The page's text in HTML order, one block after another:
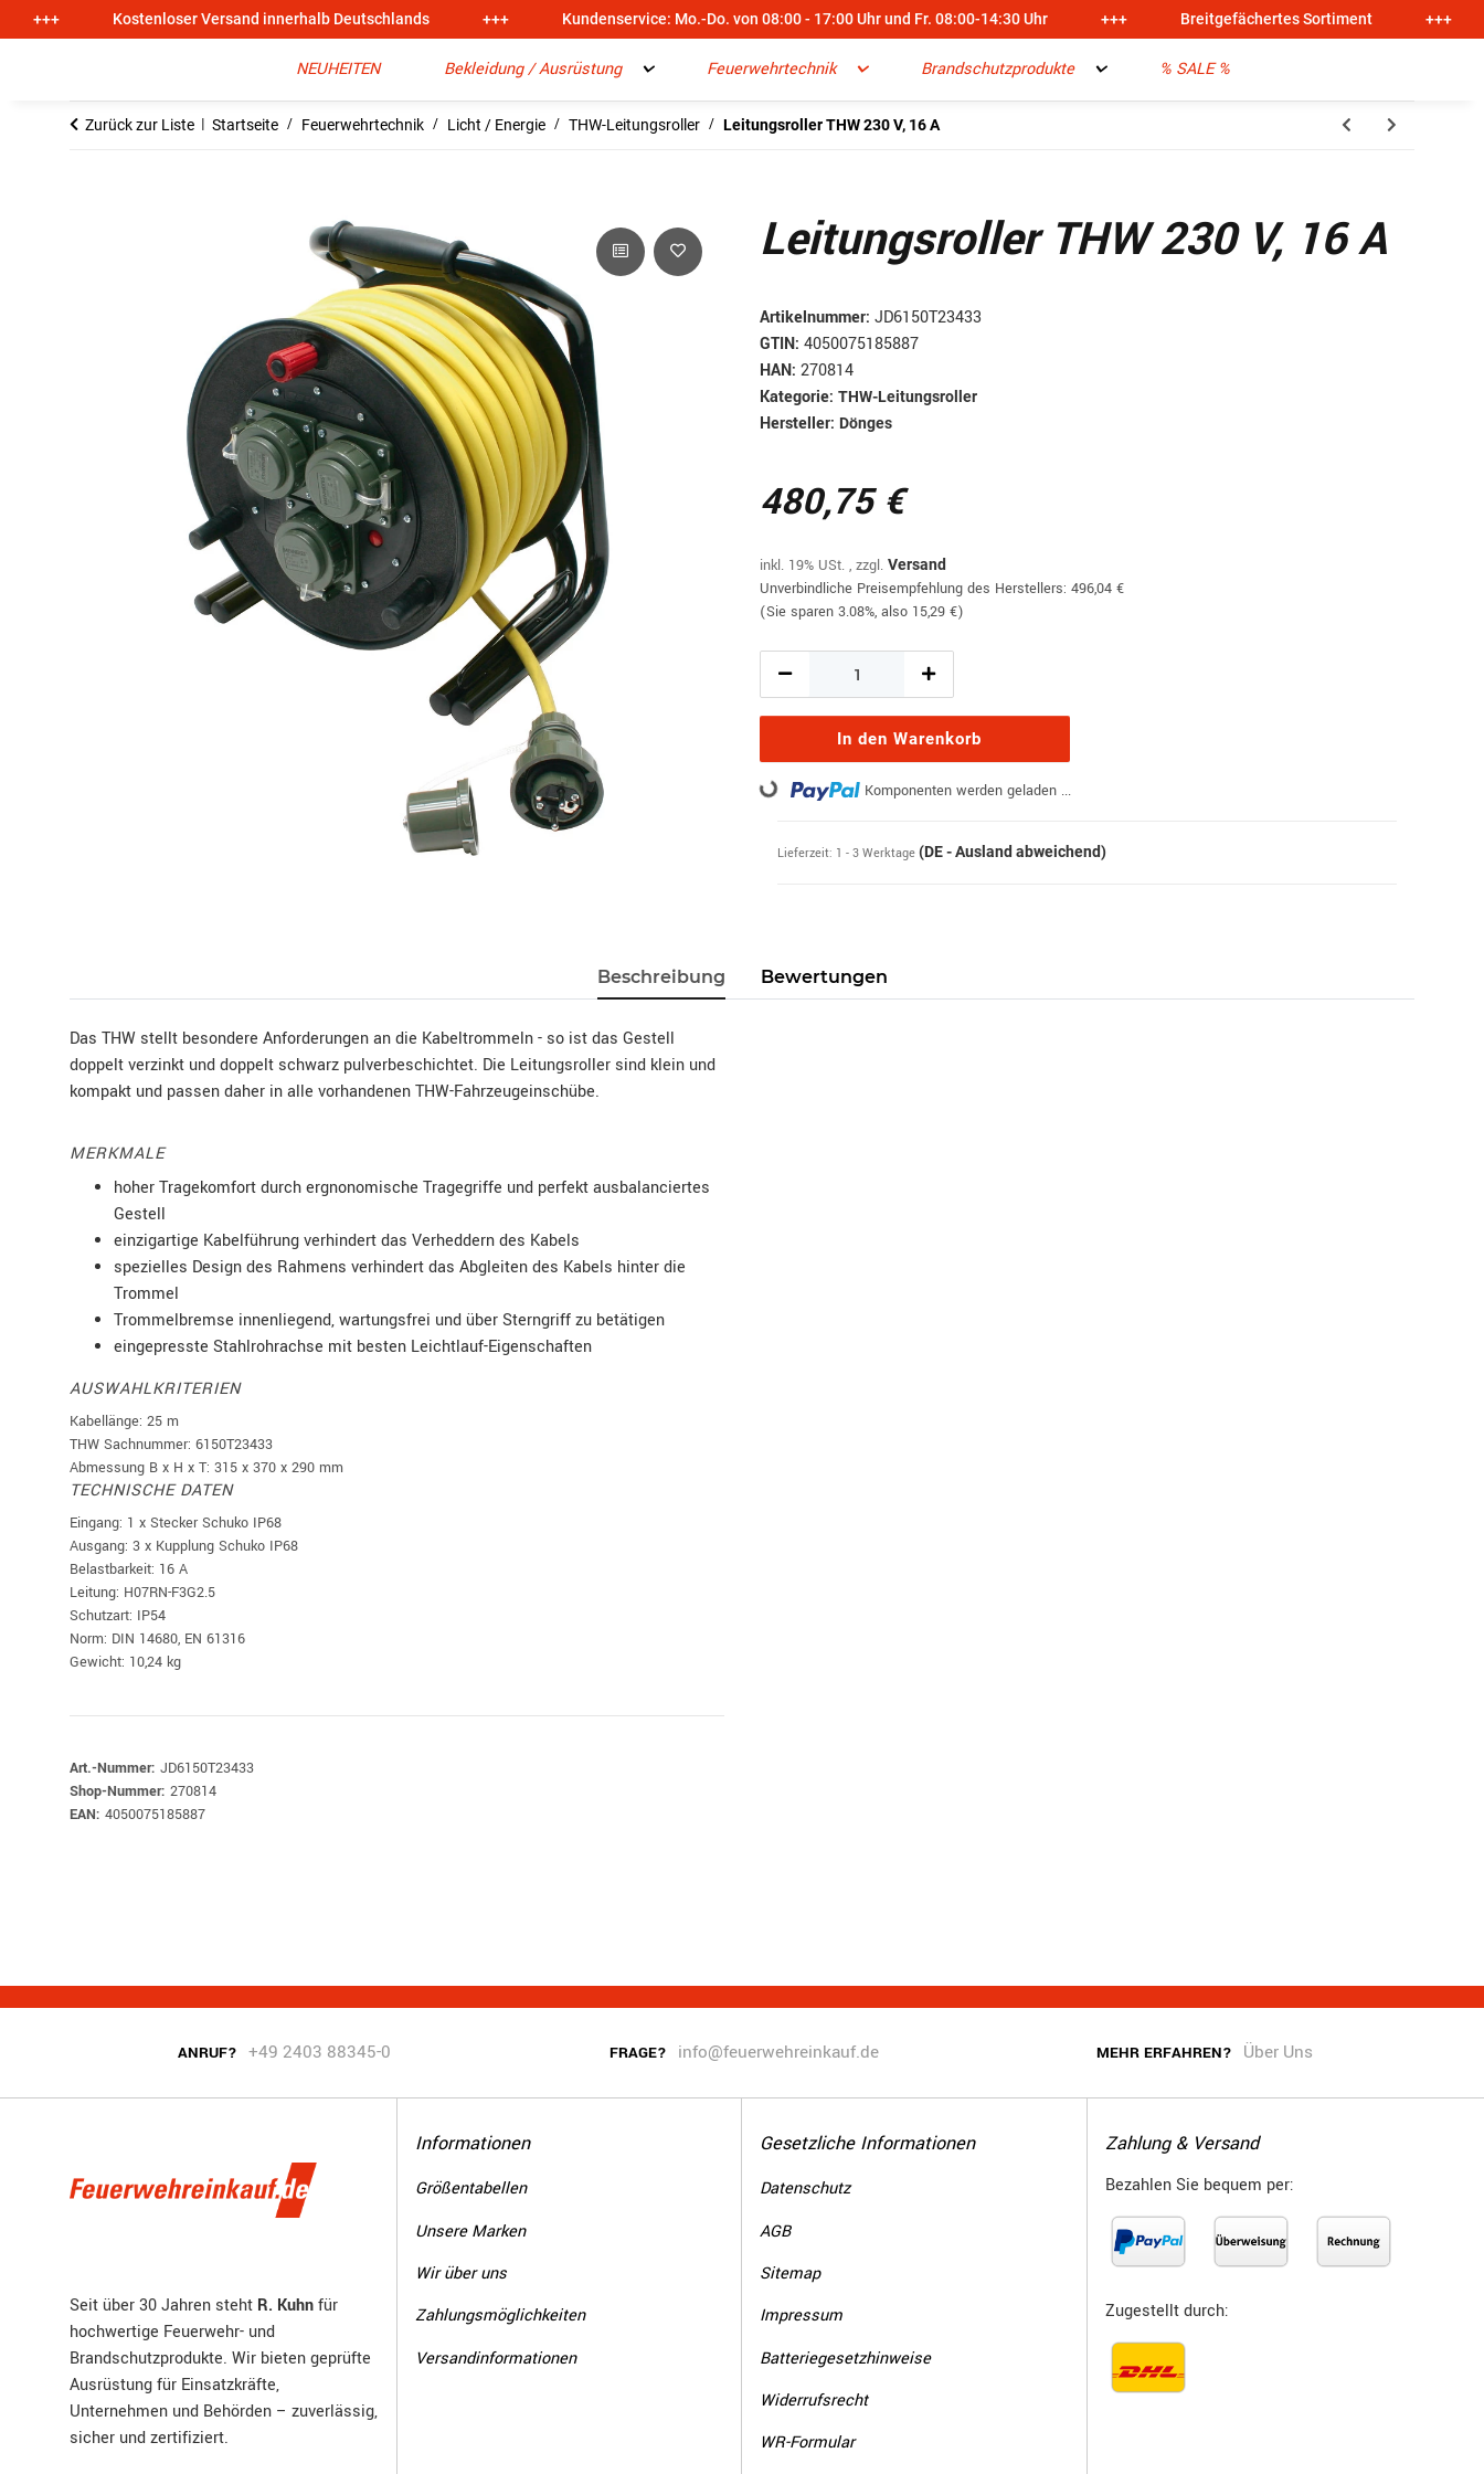
+++ Kostenloser Versand innerhalb Deutschlands +++ Kundenservice: Mo.-Do. von 08:00 - 17:00 Uhr und Fr. 08:00-14:30 Uhr +++ Breitgefächertes Sortiment +++
NEUHEITEN Bekleidung / Ausrüstung Feuerwehrtechnik Brandschutzprodukte % SALE %
Zurück zur Liste Startseite Feuerwehrtechnik Licht / Energie THW-Leitungsroller Leitungsroller THW 230 V, 16 A
Leitungsroller THW 230 V, 16 A
Artikelnummer: JD6150T23433
GTIN: 4050075185887
HAN: 270814
Kategorie: THW-Leitungsroller
Hersteller: Dönges
480,75 €
inkl. 19% USt. , zzgl. Versand
Unverbindliche Preisempfehlung des Herstellers: 496,04 €
(Sie sparen 3.08%, also 15,29 €)
In den Warenkorb
Loading... Komponenten werden geladen ...
Lieferzeit: 1 - 3 Werktage (DE - Ausland abweichend)
Beschreibung Bewertungen
Das THW stellt besondere Anforderungen an die Kabeltrommeln - so ist das Gestell
doppelt verzinkt und doppelt schwarz pulverbeschichtet. Die Leitungsroller sind klein und
kompakt und passen daher in alle vorhandenen THW-Fahrzeugeinschübe.
MERKMALE
hoher Tragekomfort durch ergnonomische Tragegriffe und perfekt ausbalanciertes
Gestell
einzigartige Kabelführung verhindert das Verheddern des Kabels
spezielles Design des Rahmens verhindert das Abgleiten des Kabels hinter die
Trommel
Trommelbremse innenliegend, wartungsfrei und über Sterngriff zu betätigen
eingepresste Stahlrohrachse mit besten Leichtlauf-Eigenschaften
AUSWAHLKRITERIEN
Kabellänge: 25 m
THW Sachnummer: 6150T23433
Abmessung B x H x T: 315 x 370 x 290 mm
TECHNISCHE DATEN
Eingang: 1 x Stecker Schuko IP68
Ausgang: 3 x Kupplung Schuko IP68
Belastbarkeit: 16 A
Leitung: H07RN-F3G2.5
Schutzart: IP54
Norm: DIN 14680, EN 61316
Gewicht: 10,24 kg
Art.-Nummer: JD6150T23433
Shop-Nummer: 270814
EAN: 4050075185887
ANRUF? +49 2403 88345-0 FRAGE? info@feuerwehreinkauf.de MEHR ERFAHREN? Über Uns
Seit über 30 Jahren steht R. Kuhnfür
hochwertige Feuerwehr- und
Brandschutzprodukte. Wir bieten geprüfte
Ausrüstung für Einsatzkräfte,
Unternehmen und Behörden – zuverlässig,
sicher und zertifiziert.
Informationen
Größentabellen
Unsere Marken
Wir über uns
Zahlungsmöglichkeiten
Versandinformationen
Gesetzliche Informationen
Datenschutz
AGB
Sitemap
Impressum
Batteriegesetzhinweise
Widerrufsrecht
WR-Formular
Zahlung & Versand
Bezahlen Sie bequem per:
Zugestellt durch: